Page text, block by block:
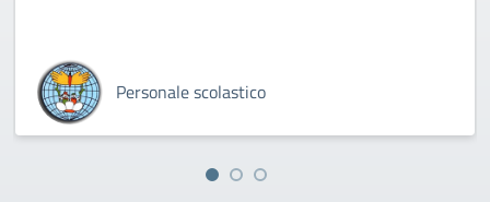
Personale scolastico